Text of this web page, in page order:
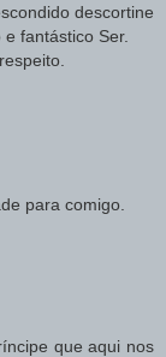
descortine
fantástico Ser.
para comigo.
que aqui nos